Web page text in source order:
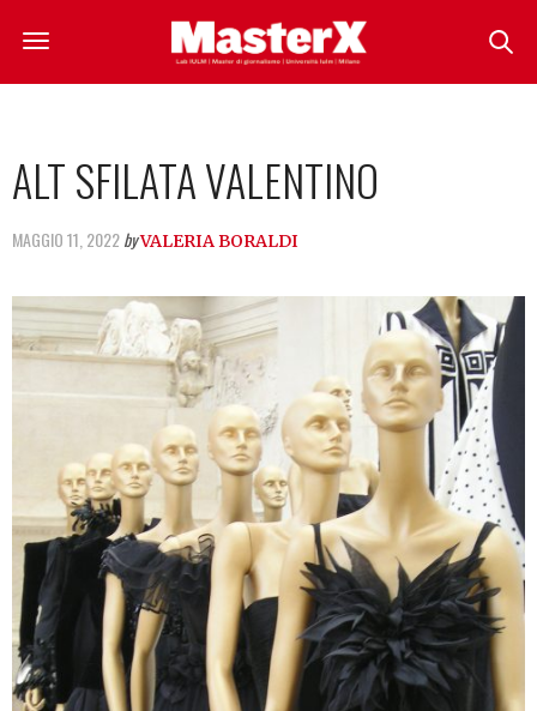
ALT SFILATA VALENTINO
MAGGIO 11, 2022byVALERIA BORALDI